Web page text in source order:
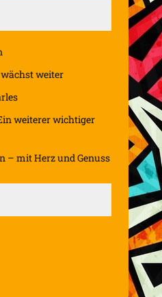
weiter
weiterer wichtiger
– mit Herz und Genuss